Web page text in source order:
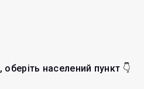
, оберіть населений пункт 👇